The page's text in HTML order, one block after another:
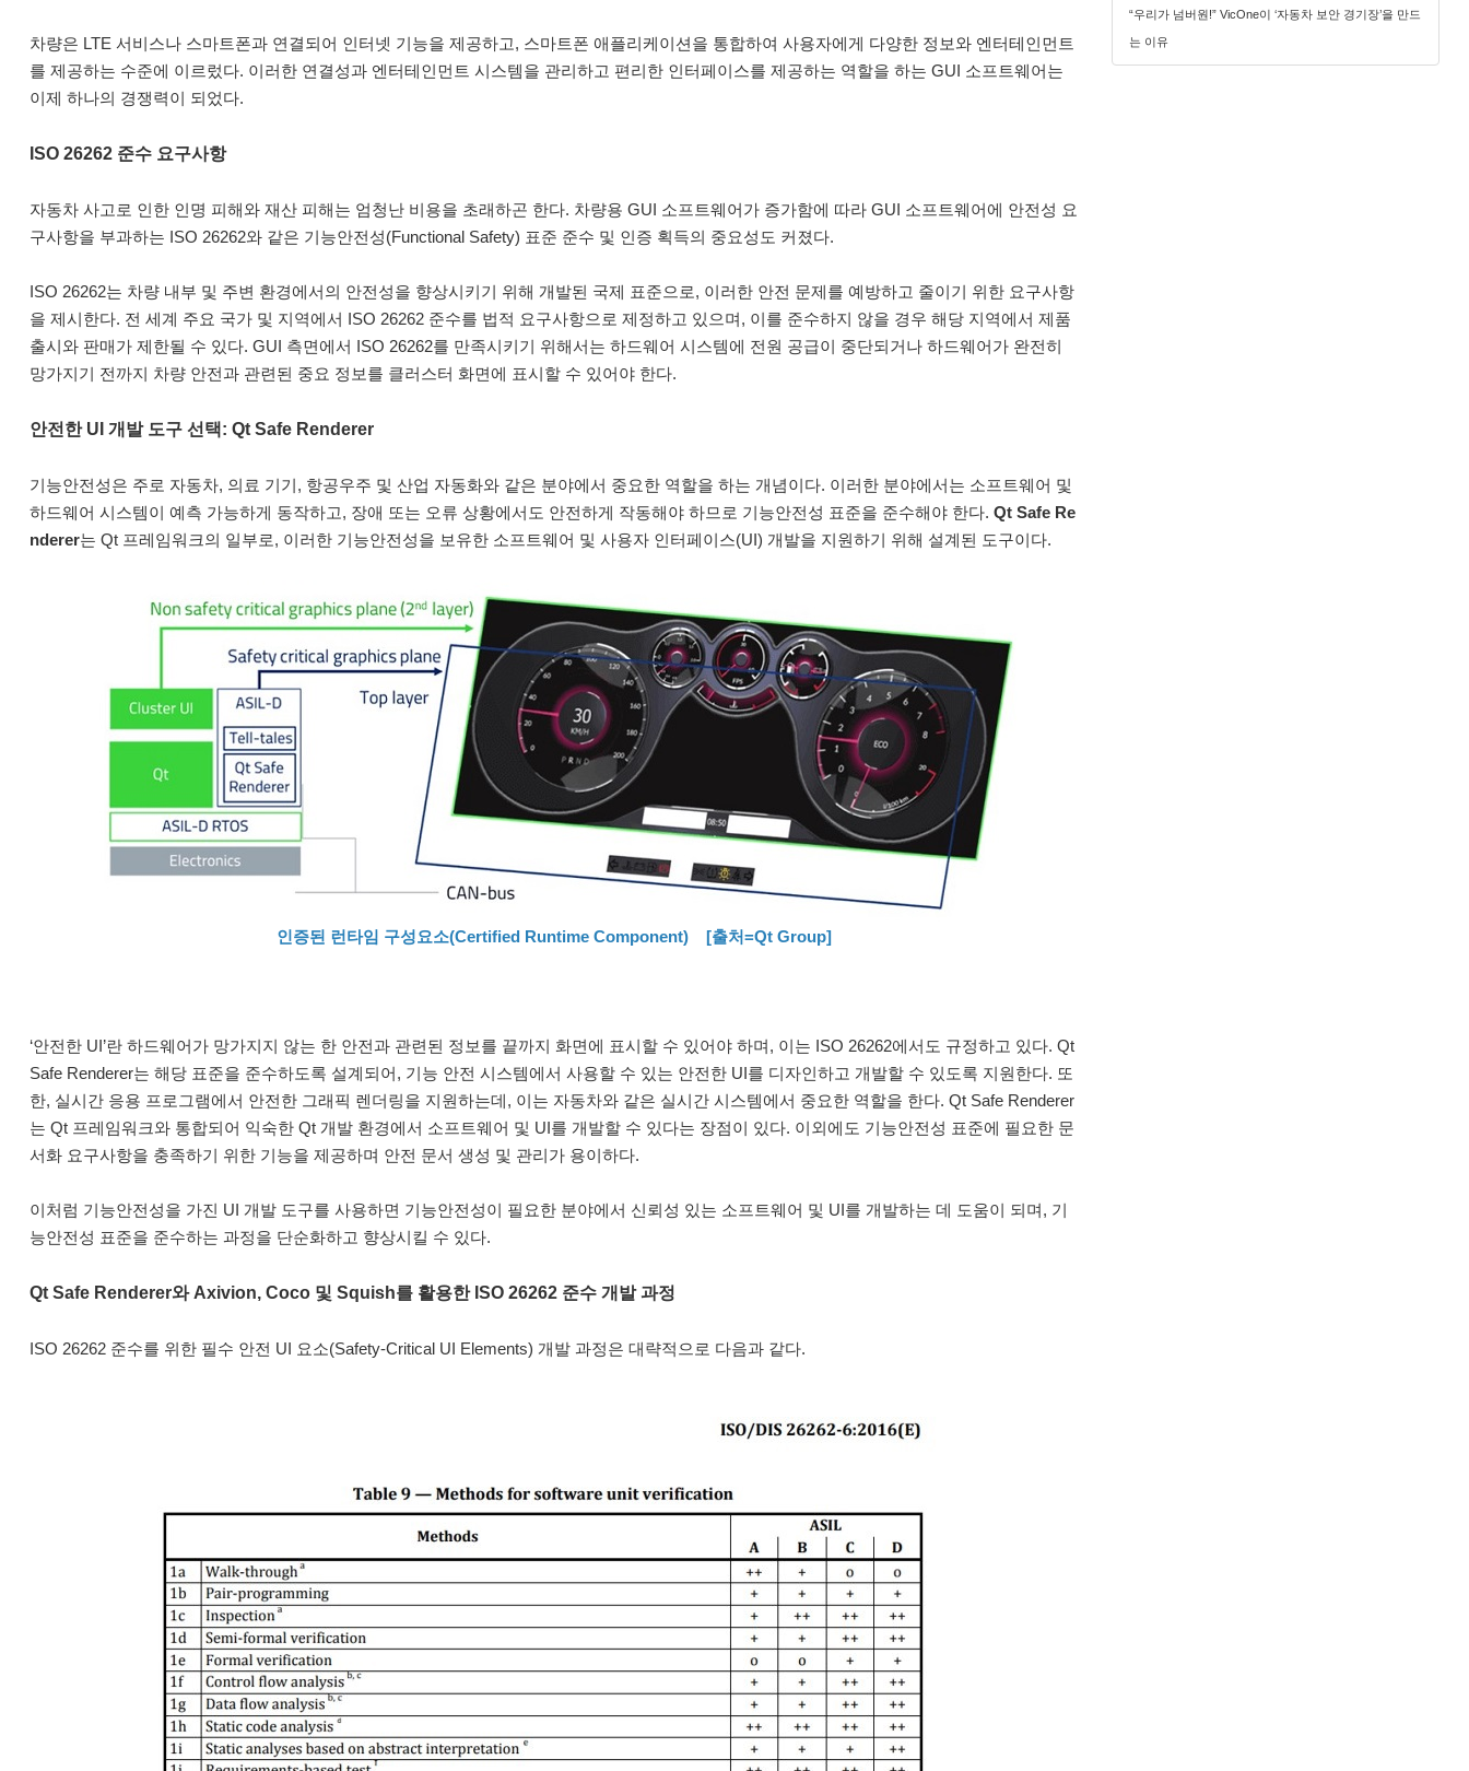
차량은 LTE 서비스나 스마트폰과 연결되어 인터넷 기능을 제공하고, 스마트폰 애플리케이션을 통합하여 사용자에게 다양한 정보와 엔터테인먼트
를 제공하는 수준에 이르렀다. 이러한 연결성과 엔터테인먼트 시스템을 관리하고 편리한 인터페이스를 제공하는 역할을 하는 GUI 소프트웨어는
이제 하나의 경쟁력이 되었다.
ISO 26262 준수 요구사항
자동차 사고로 인한 인명 피해와 재산 피해는 엄청난 비용을 초래하곤 한다. 차량용 GUI 소프트웨어가 증가함에 따라 GUI 소프트웨어에 안전성 요
구사항을 부과하는 ISO 26262와 같은 기능안전성(Functional Safety) 표준 준수 및 인증 획득의 중요성도 커졌다.
ISO 26262는 차량 내부 및 주변 환경에서의 안전성을 향상시키기 위해 개발된 국제 표준으로, 이러한 안전 문제를 예방하고 줄이기 위한 요구사항
을 제시한다. 전 세계 주요 국가 및 지역에서 ISO 26262 준수를 법적 요구사항으로 제정하고 있으며, 이를 준수하지 않을 경우 해당 지역에서 제품
출시와 판매가 제한될 수 있다. GUI 측면에서 ISO 26262를 만족시키기 위해서는 하드웨어 시스템에 전원 공급이 중단되거나 하드웨어가 완전히
망가지기 전까지 차량 안전과 관련된 중요 정보를 클러스터 화면에 표시할 수 있어야 한다.
안전한 UI 개발 도구 선택: Qt Safe Renderer
기능안전성은 주로 자동차, 의료 기기, 항공우주 및 산업 자동화와 같은 분야에서 중요한 역할을 하는 개념이다. 이러한 분야에서는 소프트웨어 및
하드웨어 시스템이 예측 가능하게 동작하고, 장애 또는 오류 상황에서도 안전하게 작동해야 하므로 기능안전성 표준을 준수해야 한다. Qt Safe Re
nderer는 Qt 프레임워크의 일부로, 이러한 기능안전성을 보유한 소프트웨어 및 사용자 인터페이스(UI) 개발을 지원하기 위해 설계된 도구이다.
인증된 런타임 구성요소(Certified Runtime Component) [출처=Qt Group]
‘안전한 UI’란 하드웨어가 망가지지 않는 한 안전과 관련된 정보를 끝까지 화면에 표시할 수 있어야 하며, 이는 ISO 26262에서도 규정하고 있다. Qt
Safe Renderer는 해당 표준을 준수하도록 설계되어, 기능 안전 시스템에서 사용할 수 있는 안전한 UI를 디자인하고 개발할 수 있도록 지원한다. 또
한, 실시간 응용 프로그램에서 안전한 그래픽 렌더링을 지원하는데, 이는 자동차와 같은 실시간 시스템에서 중요한 역할을 한다. Qt Safe Renderer
는 Qt 프레임워크와 통합되어 익숙한 Qt 개발 환경에서 소프트웨어 및 UI를 개발할 수 있다는 장점이 있다. 이외에도 기능안전성 표준에 필요한 문
서화 요구사항을 충족하기 위한 기능을 제공하며 안전 문서 생성 및 관리가 용이하다.
이처럼 기능안전성을 가진 UI 개발 도구를 사용하면 기능안전성이 필요한 분야에서 신뢰성 있는 소프트웨어 및 UI를 개발하는 데 도움이 되며, 기
능안전성 표준을 준수하는 과정을 단순화하고 향상시킬 수 있다.
Qt Safe Renderer와 Axivion, Coco 및 Squish를 활용한 ISO 26262 준수 개발 과정
ISO 26262 준수를 위한 필수 안전 UI 요소(Safety-Critical UI Elements) 개발 과정은 대략적으로 다음과 같다.
“우리가 넘버원!” VicOne이 ‘자동차 보안 경기장’을 만드
는 이유